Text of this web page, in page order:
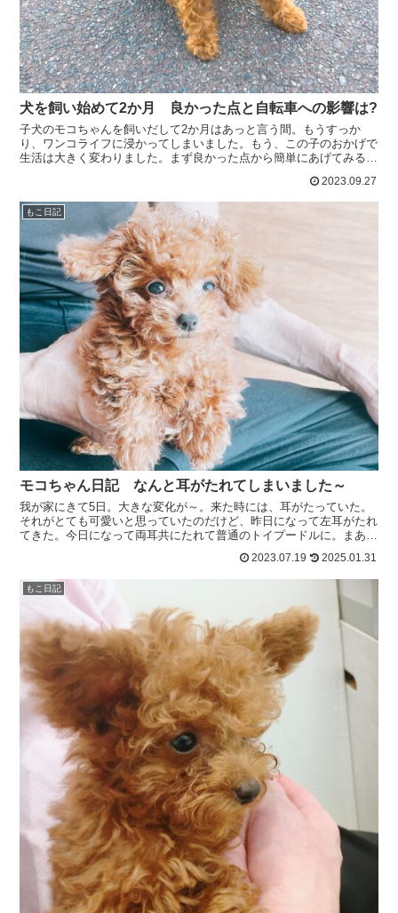
犬を飼い始めて2か月 良かった点と自転車への影響は?
子犬のモコちゃんを飼いだして2か月はあっと言う間。もうすっか
り、ワンコライフに浸かってしまいました。もう、この子のおかげで
生活は大きく変わりました。まず良かった点から簡単にあげてみると
2023.09.27
もこ日記
モコちゃん日記 なんと耳がたれてしまいました～
我が家にきて5日。大きな変化が～。来た時には、耳がたっていた。
それがとても可愛いと思っていたのだけど、昨日になって左耳がたれ
てきた。今日になって両耳共にたれて普通のトイプードルに。まあト
2023.07.19 2025.01.31
もこ日記